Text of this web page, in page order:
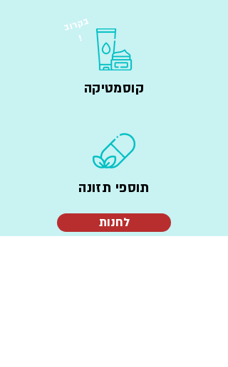
ב
ק
ר
וב
!
קוסמטיקה
תוספי תזונה
לחנות